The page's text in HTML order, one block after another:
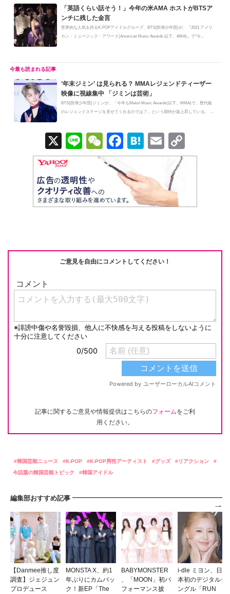
「英語くらい話そう！」今年の米AMA ホストがBTSア
ンチに残した金言
世界的な人気を誇るK-POPアイドルグループ、BTS(防弾少年団)が、『2021 アメリ
カン・ミュージック・アワード(American Music Awards 以下、AMA)』で"今...
’年末ジミン’ は見られる？ MMAレジェンドティーザー
映像に視線集中 「ジミンは芸術」
BTS(防弾少年団)ジミンが、「今年もMelon Music Awards(以下、MMA)で、歴代級
のレジェンドステージを見せてくれるのでは？」という期待が急上昇している。 M
X
Li
n
e
W
e
C
at
F
a
c
e
b
k
H
at
e
n
a
E
m
ail
o
Li
ご意見を自由にコメントしてください！
記事に関するご意見や情報提供はこちらのフォームをご利
用ください。
韓国芸能ニュース K-POP K-POP男性アーティスト グッズ
リアクション
今話題の韓国芸能トピック
韓国アイドル
編集部おすすめ記事
【Danmee推し度
調査】ジェジュン
プロデュース
MONSTA X、約1
年ぶりにカムバッ
ク！新EP「The
BABYMONSTER
、「MOON」初パ
フォーマンス披
i-dle ミヨン、日
本初のデジタルシ
ングル「RUN